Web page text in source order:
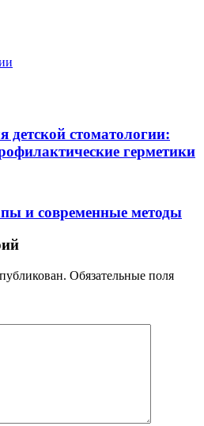
детской стоматологии:
герметики
и современные методы
Обязательные поля